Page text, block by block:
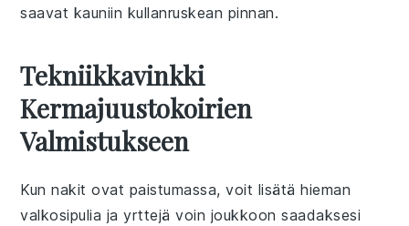
saavat kauniin kullanruskean pinnan.
Tekniikkavinkki
Kermajuustokoirien
Valmistukseen
Kunnakit ovat paistumassa, voit lisätä hieman
valkosipulia jayrttejä voin joukkoon saadaksesi